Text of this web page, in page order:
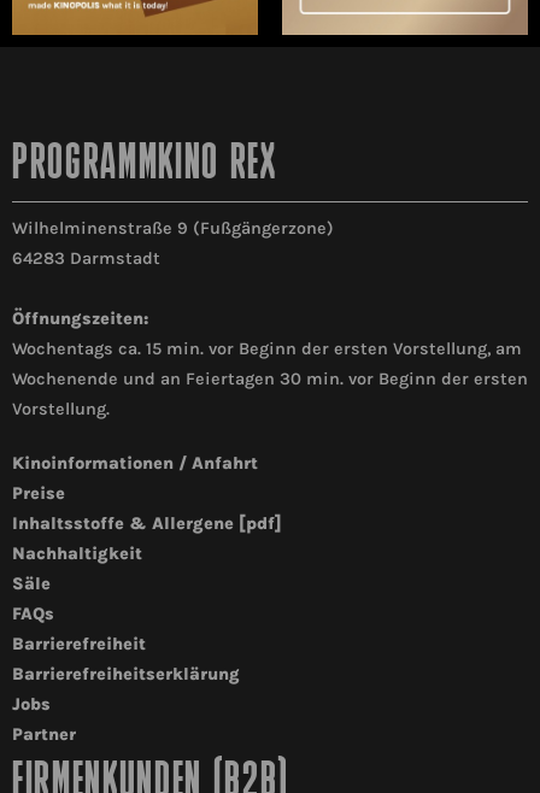
PROGRAMMKINO REX
Wilhelminenstraße 9 (Fußgängerzone)
64283 Darmstadt
Öffnungszeiten:
Wochentags ca. 15 min. vor Beginn der ersten Vorstellung, am
Wochenende und an Feiertagen 30 min. vor Beginn der ersten
Vorstellung.
Kinoinformationen / Anfahrt
Preise
Inhaltsstoffe & Allergene [pdf]
Nachhaltigkeit
Säle
FAQs
Barrierefreiheit
Barrierefreiheitserklärung
Jobs
Partner